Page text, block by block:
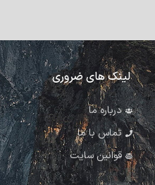
لینک های ضروری
درباره ما
تماس با ما
قوانین سایت